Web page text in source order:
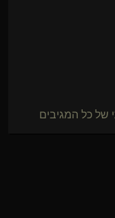
של כל המגיבים